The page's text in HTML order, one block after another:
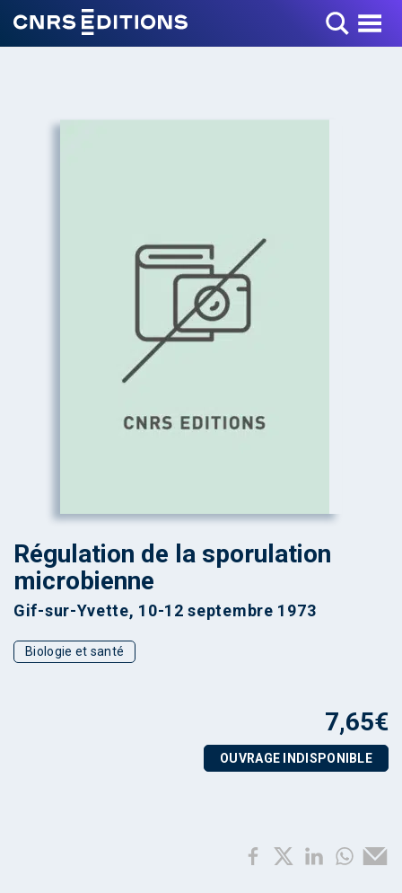
Toggle Menu
Régulation de la sporulation
microbienne
Gif-sur-Yvette, 10-12 septembre 1973
Biologie et santé
7,65€
OUVRAGE INDISPONIBLE